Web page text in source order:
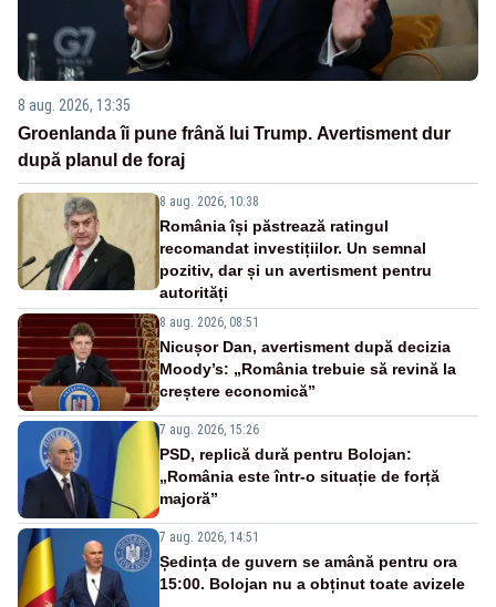
8 aug. 2026, 13:35
Groenlanda îi pune frână lui Trump. Avertisment dur
după planul de foraj
8 aug. 2026, 10:38
România își păstrează ratingul
recomandat investițiilor. Un semnal
pozitiv, dar și un avertisment pentru
autorități
8 aug. 2026, 08:51
Nicușor Dan, avertisment după decizia
Moody’s: „România trebuie să revină la
creștere economică”
7 aug. 2026, 15:26
PSD, replică dură pentru Bolojan:
„România este într-o situație de forță
majoră”
7 aug. 2026, 14:51
Ședința de guvern se amână pentru ora
15:00. Bolojan nu a obținut toate avizele